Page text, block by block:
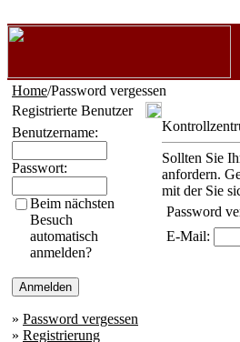
Home/Password vergessen
Registrierte Benutzer
Benutzername:
Passwort:
Beim nächsten
Besuch
automatisch
anmelden?
» Password vergessen
» Registrierung
Sollten Sie
anfordern.
mit der Sie
Password
E-Mail: